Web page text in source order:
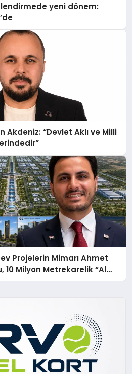
yeni dönem:
Akdeniz: “Devlet Aklı ve Milli
Projelerin Mimarı Ahmet
10 Milyon Metrekarelik “Al
City” Projesini Hayata